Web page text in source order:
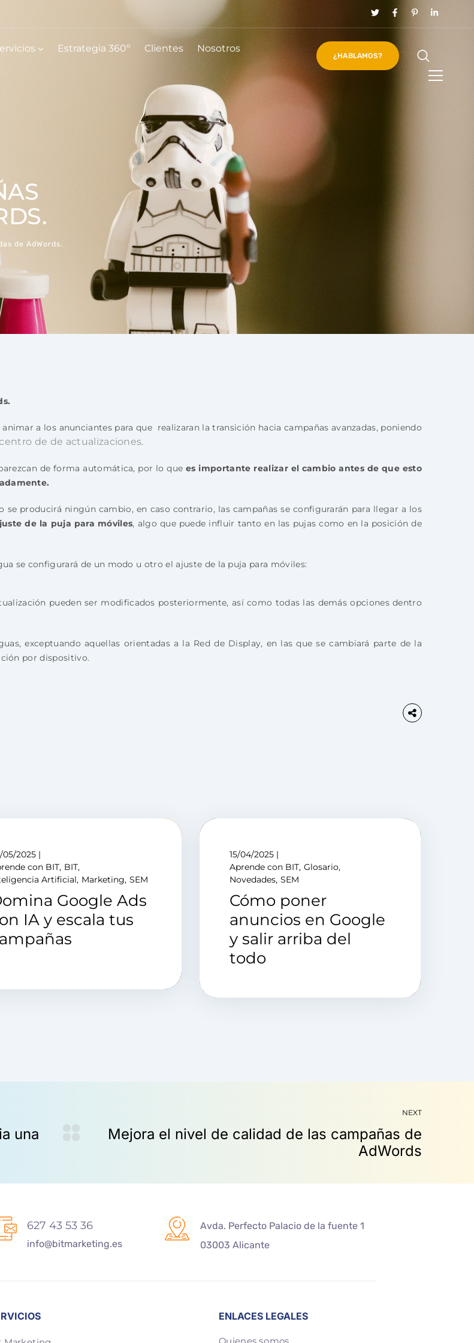
Estrategia 360º Clientes
Nosotros
¿HABLAMOS?
de AdWords.
a los anunciantes para que realizaran la transición hacia campañas avanzadas, poniendo
de de actualizaciones.
de forma automática, por lo quees importante realizar el cambio antes de que esto
se producirá ningún cambio, en caso contrario, las campañas se configurarán para llegar a los
de la puja para móviles, algo que puede influir tanto en las pujas como en la posición de
se configurará de un modo u otro el ajuste de la puja para móviles:
pueden ser modificados posteriormente, así como todas las demás opciones dentro
exceptuando aquellas orientadas a la Red de Display, en las que se cambiará parte de la
por dispositivo.
05/2025
con BIT BIT
Artificial Marketing SEM
Google Ads
IA y escala tus
15/04/2025
Aprende con BIT Glosario
Novedades SEM
Cómo poner
anuncios en Google
y salir arriba del
todo
NEXT
627 43 53 36
info@bitmarketing.es
Avda. Perfecto Palacio de la fuente 1
03003 Alicante
ENLACES LEGALES